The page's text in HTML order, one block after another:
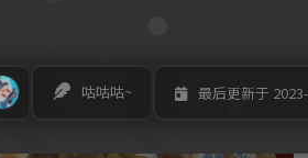
咕咕咕~ 最后更新于